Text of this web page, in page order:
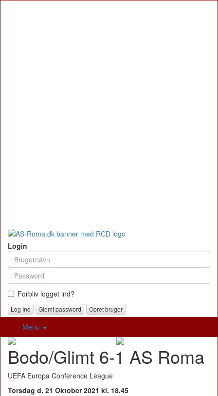
Login
Forbliv logget ind?
Glemt password Opret bruger
Menu
Bodo/Glimt 6-1 AS Roma
UEFA Europa Conference League
Torsdag d. 21 Oktober 2021 kl. 18.45